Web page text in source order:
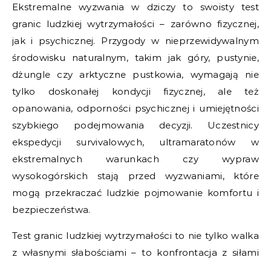
Ekstremalne wyzwania w dziczy to swoisty test
granic ludzkiej wytrzymałości – zarówno fizycznej,
jak i psychicznej. Przygody w nieprzewidywalnym
środowisku naturalnym, takim jak góry, pustynie,
dżungle czy arktyczne pustkowia, wymagają nie
tylko doskonałej kondycji fizycznej, ale też
opanowania, odporności psychicznej i umiejętności
szybkiego podejmowania decyzji. Uczestnicy
ekspedycji survivalowych, ultramaratonów w
ekstremalnych warunkach czy wypraw
wysokogórskich stają przed wyzwaniami, które
mogą przekraczać ludzkie pojmowanie komfortu i
bezpieczeństwa.
Test granic ludzkiej wytrzymałości to nie tylko walka
z własnymi słabościami – to konfrontacja z siłami